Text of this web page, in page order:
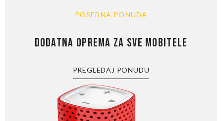
POSEBNA PONUDA
DODATNA OPREMA ZA SVE MOBITELE
PREGLEDAJ PONUDU